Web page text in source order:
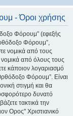
- Όροι χρήσης
Φόρουμ” (εφεξής
Φόρουμ”,
νομικά από τους
από όλους τους
κάποιον λογαριασμό
Φόρουμ”. Είναι
στιγμή και θα
δυνατό
τακτικά την
Ορος" Χριστιανικό